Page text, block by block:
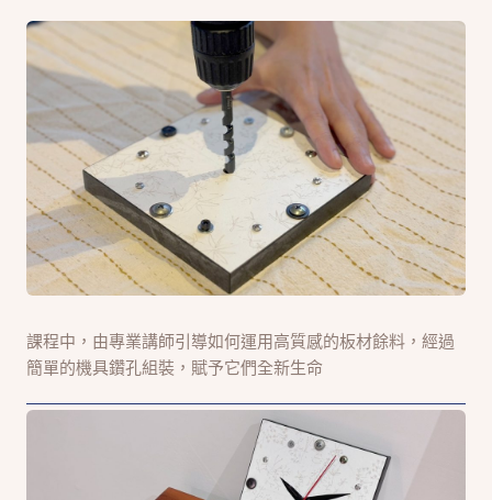
課程中，由專業講師引導如何運用高質感的板材餘料，經過
簡單的機具鑽孔組裝，賦予它們全新生命